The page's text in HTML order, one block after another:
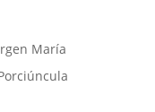
María